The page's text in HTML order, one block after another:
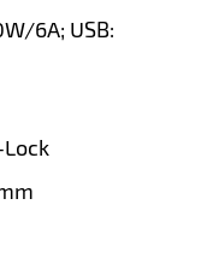
6A; USB: